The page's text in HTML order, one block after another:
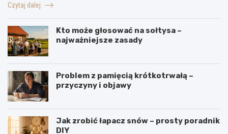
Czytaj dalej
Kto może głosować na sołtysa –
najważniejsze zasady
Problem z pamięcią krótkotrwałą –
przyczyny i objawy
Jak zrobić łapacz snów – prosty poradnik
DIY